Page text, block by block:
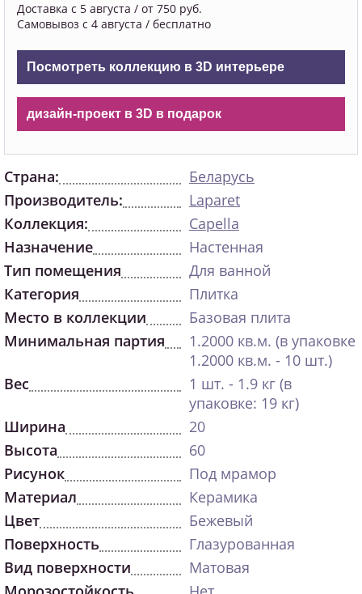
Страна:
Беларусь
Производитель:
Laparet
Коллекция:
Capella
Назначение
Настенная
Тип помещения
Для ванной
Категория
Плитка
Место в коллекции
Базовая плита
Минимальная партия
1.2000 кв.м. (в упаковке
1.2000 кв.м. - 10 шт.)
Вес
1 шт. - 1.9 кг (в
упаковке: 19 кг)
Ширина
20
Высота
60
Рисунок
Под мрамор
Материал
Керамика
Цвет
Бежевый
Поверхность
Глазурованная
Вид поверхности
Матовая
Доставка с 5 августа / от 750 руб.
Самовывоз с 4 августа / бесплатно
Посмотреть коллекцию в 3D интерьере
дизайн-проект в 3D в подарок